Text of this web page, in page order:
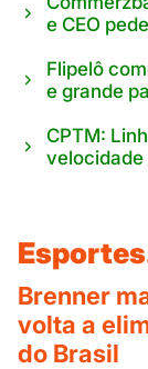
e CEO
Flipelô
e grande
CPTM:
velocidade
Brenner
volta a
do Brasil